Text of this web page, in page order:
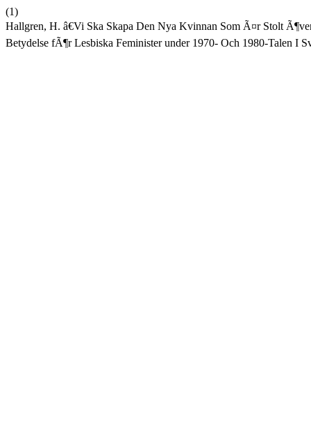
(1)
Hallgren, H. â€Vi Ska Skapa Den Nya Kvinnan Som Ã¤r Stolt
Betydelse fÃ¶r Lesbiska Feminister under 1970- Och 1980-Talen I